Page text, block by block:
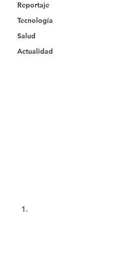
Reportaje
Tecnología
Salud
Actualidad